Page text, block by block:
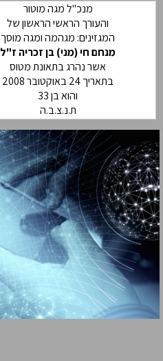
מנכ"ל מגה מוטור
והעורך הראשי הראשון של
המגזינים: מגהמה ומגה מוסך
מנחם חי (מני) בן זכריה ז"ל
אשר נהרג בתאונת מטוס
בתאריך 24 באוקטובר 2008
והוא בן 33
ת.נ.צ.ב.ה